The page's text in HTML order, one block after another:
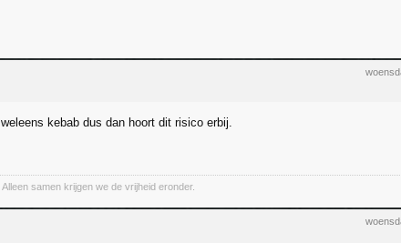
kebab dus dan hoort dit risico erbij.
samen krijgen we de vrijheid eronder.